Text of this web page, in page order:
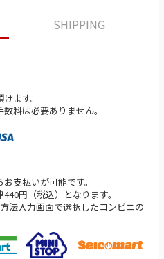
SHIPPING
ます。
料は必要ありません。
支払いが可能です。
円（税込）となります。
法入力画面で選択したコンビニの